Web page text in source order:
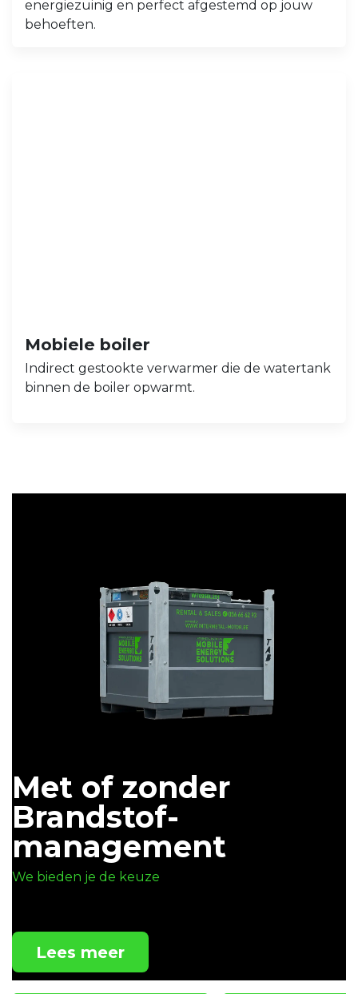
energiezuinig en perfect afgestemd op jouw
behoeften.
Mobiele boiler
Indirect gestookte verwarmer die de watertank
binnen de boiler opwarmt.
Met of zonder
Brandstof-
management
We bieden je de keuze
Lees meer